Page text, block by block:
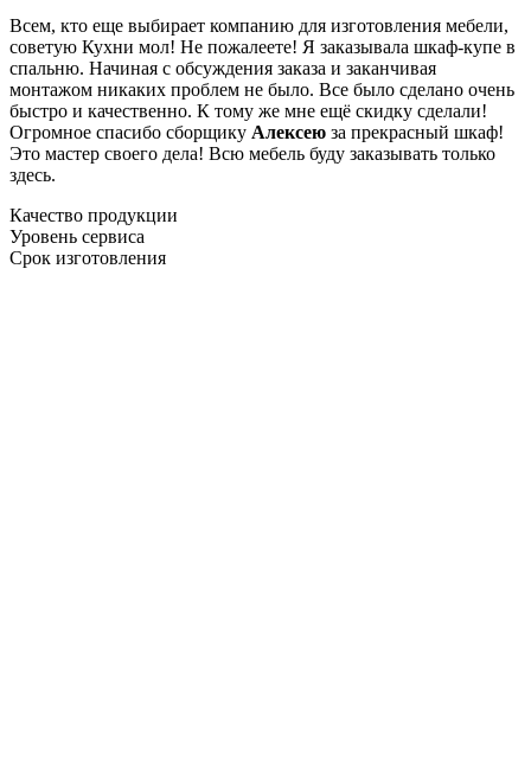
Всем, кто еще выбирает компанию для изготовления мебели,
советую Кухни мол! Не пожалеете! Я заказывала шкаф-купе в
спальню. Начиная с обсуждения заказа и заканчивая
монтажом никаких проблем не было. Все было сделано очень
быстро и качественно. К тому же мне ещё скидку сделали!
Огромное спасибо сборщику Алексею за прекрасный шкаф!
Это мастер своего дела! Всю мебель буду заказывать только
здесь.
Качество продукции
Уровень сервиса
Срок изготовления